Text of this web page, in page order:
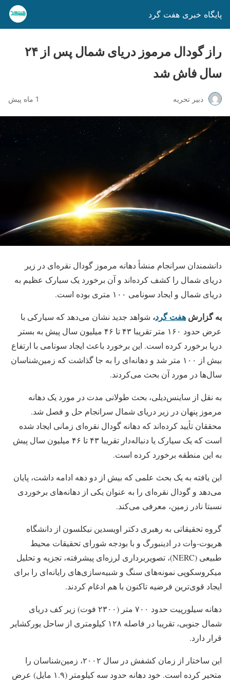
پایگاه خبری هفت گرد
راز گودال مرموز دریای شمال پس از ۲۴
سال فاش شد
دبیر تحریه 1 ماه پیش
دانشمندان سرانجام منشأ دهانه مرموز گودال نقره‌ای در زیر
دریای شمال را کشف کرده‌اند و آن برخورد یک سیارک عظیم به
دریای شمال و ایجاد سونامی ۱۰۰ متری بوده است.
به گزارش هفت گرد، شواهد جدید نشان می‌دهد که سیارکی با
عرض حدود ۱۶۰ متر تقریبا ۴۳ تا ۴۶ میلیون سال پیش به بستر
دریا برخورد کرده است. این برخورد باعث ایجاد سونامی با ارتفاع
بیش از ۱۰۰ متر شد و دهانه‌ای را به جا گذاشت که زمین‌شناسان
سال‌ها در مورد آن بحث می‌کردند.
به نقل از ساینس‌دیلی، بحث طولانی مدت در مورد یک دهانه
مرموز پنهان در زیر دریای شمال سرانجام حل و فصل شد.
محققان تأیید کرده‌اند که دهانه گودال نقره‌ای زمانی ایجاد شده
است که یک سیارک یا دنباله‌دار تقریبا ۴۳ تا ۴۶ میلیون سال پیش
به این منطقه برخورد کرده است.
این یافته به یک بحث علمی که بیش از دو دهه ادامه داشت، پایان
می‌دهد و گودال نقره‌ای را به عنوان یکی از دهانه‌های برخوردی
نسبتا نادر زمین، معرفی می‌کند.
گروه تحقیقاتی به رهبری دکتر اویسدین نیکلسون از دانشگاه
هریوت-وات در ادینبورگ و با بودجه شورای تحقیقات محیط
طبیعی (NERC)، تصویربرداری لرزه‌ای پیشرفته، تجزیه و تحلیل
میکروسکوپی نمونه‌های سنگ و شبیه‌سازی‌های رایانه‌ای را برای
ایجاد قوی‌ترین فرضیه تاکنون با هم ادغام کردند.
دهانه سیلورپیت حدود ۷۰۰ متر (۲۳۰۰ فوت) زیر کف دریای
شمال جنوبی، تقریبا در فاصله ۱۲۸ کیلومتری از ساحل یورکشایر
قرار دارد.
این ساختار از زمان کشفش در سال ۲۰۰۲، زمین‌شناسان را
متحیر کرده است. خود دهانه حدود سه کیلومتر (۱.۹ مایل) عرض